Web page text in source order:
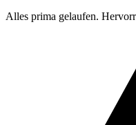
Alles prima gelaufen.